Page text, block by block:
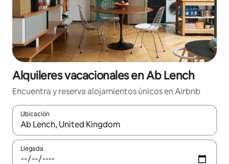
Alquileres vacacionales en Ab Lench
Encuentra y reserva alojamientos únicos en Airbnb
Ubicación
Cuando los resultados estén disponibles, navega con las
Llegada